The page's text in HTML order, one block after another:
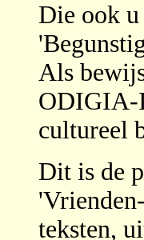
Die ook
Als
ODIGIA-
cultureel
Dit is de
teksten,